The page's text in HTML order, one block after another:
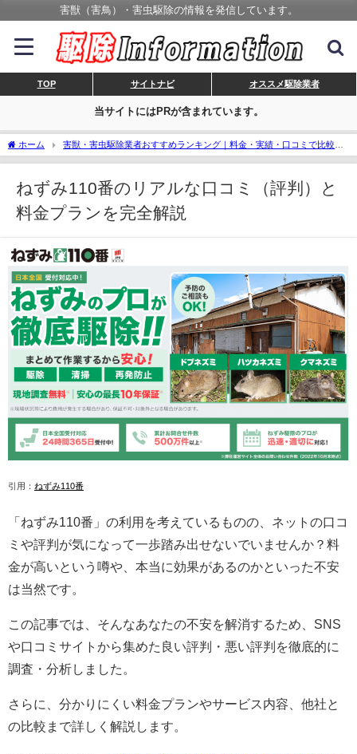
害獣（害鳥）・害虫駆除の情報を発信しています。
TOP サイトナビ オススメ駆除業者
当サイトにはPRが含まれています。
ホーム
害獣・害虫駆除業者おすすめランキング｜料金・実績・口コミで比較、
安心の業者選び！
ねずみ110番のリアルな口コミ（評判）と料金プランを完全解説
ねずみ110番のリアルな口コミ（評判）と
料金プランを完全解説
引用： ねずみ110番
「ねずみ110番」の利用を考えているものの、ネットの口コ
ミや評判が気になって一歩踏み出せないでいませんか？料
金が高いという噂や、本当に効果があるのかといった不安
は当然です。
この記事では、そんなあなたの不安を解消するため、SNS
や口コミサイトから集めた良い評判・悪い評判を徹底的に
調査・分析しました。
さらに、分かりにくい料金プランやサービス内容、他社と
の比較まで詳しく解説します。